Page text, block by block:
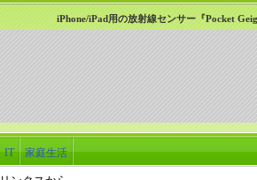
iPhone/iPad用の放射線センサー『Pocket
IT 家庭生活